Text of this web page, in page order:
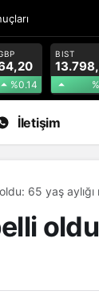
%0.14
BIST
İletişim
65 yaş